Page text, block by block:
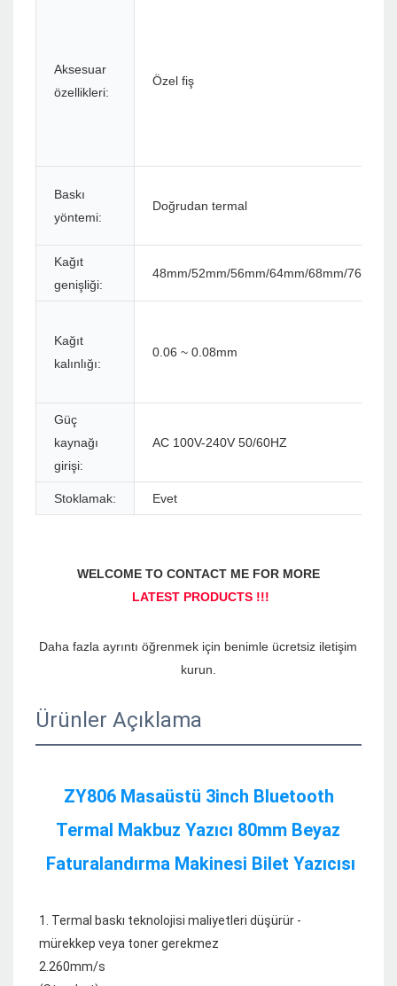
Aksesuar
özellikleri:
Özel fiş
Baskı
yöntemi:
Doğrudan termal
Kağıt
genişliği:
48mm/52mm/56mm/64mm/68mm/76mm/
Kağıt
kalınlığı:
0.06 ~ 0.08mm
Güç
kaynağı
girişi:
AC 100V-240V 50/60HZ
Stoklamak: Evet
Daha fazla ayrıntı öğrenmek için benimle ücretsiz iletişim
Ürünler Açıklama
ZY806 Masaüstü 3inch Bluetooth
Termal Makbuz Yazıcı 80mm Beyaz
1. Termal baskı teknolojisi maliyetleri düşürür -
mürekkep veya toner gerekmez